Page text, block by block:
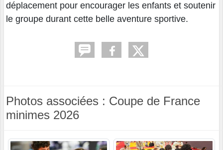
déplacement pour encourager les enfants et soutenir
le groupe durant cette belle aventure sportive.
Photos associées : Coupe de France
minimes 2026